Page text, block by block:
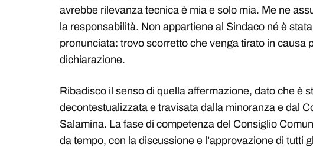
avrebbe rilevanza tecnica è mia e solo mia. Me ne
la responsabilità. Non appartiene al Sindaco né è
pronunciata: trovo scorretto che venga tirato in causa
dichiarazione.
Ribadisco il senso di quella affermazione, dato che è
decontestualizzata e travisata dalla minoranza e dal
Salamina. La fase di competenza del Consiglio
da tempo, con la discussione e l’approvazione di tutti